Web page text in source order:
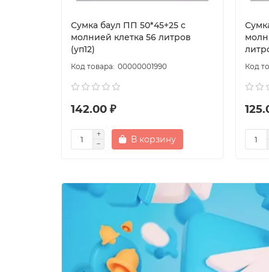
Сумка баул ПП 50*45+25 с
молнией клетка 56 литров
(уп12)
00000001990
142.00 ₽
В корзину